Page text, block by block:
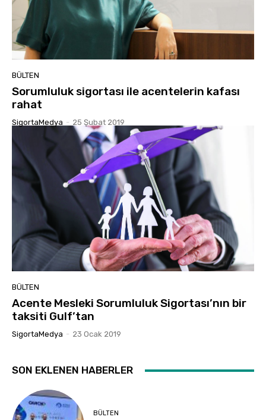
BÜLTEN
Sorumluluk sigortası ile acentelerin kafası
rahat
SigortaMedya - 25 Şubat 2019
BÜLTEN
Acente Mesleki Sorumluluk Sigortası’nın bir
taksiti Gulf’tan
SigortaMedya - 23 Ocak 2019
SON EKLENEN HABERLER
BÜLTEN